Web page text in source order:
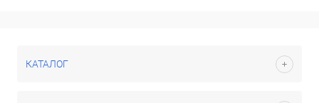
КАТАЛОГ